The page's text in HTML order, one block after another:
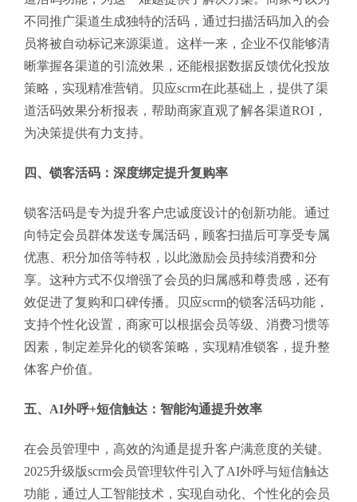
不同推广渠道生成独特的活码，通过扫描活码加入的会
员将被自动标记来源渠道。这样一来，企业不仅能够清
晰掌握各渠道的引流效果，还能根据数据反馈优化投放
策略，实现精准营销。贝应scrm在此基础上，提供了渠
道活码效果分析报表，帮助商家直观了解各渠道ROI，
为决策提供有力支持。
四、锁客活码：深度绑定提升复购率
锁客活码是专为提升客户忠诚度设计的创新功能。通过
向特定会员群体发送专属活码，顾客扫描后可享受专属
优惠、积分加倍等特权，以此激励会员持续消费和分
享。这种方式不仅增强了会员的归属感和尊贵感，还有
效促进了复购和口碑传播。贝应scrm的锁客活码功能，
支持个性化设置，商家可以根据会员等级、消费习惯等
因素，制定差异化的锁客策略，实现精准锁客，提升整
体客户价值。
五、AI外呼+短信触达：智能沟通提升效率
在会员管理中，高效的沟通是提升客户满意度的关键。
2025升级版scrm会员管理软件引入了AI外呼与短信触达
功能，通过人工智能技术，实现自动化、个性化的会员